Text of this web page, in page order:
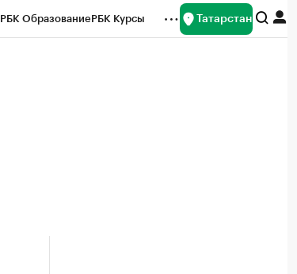
РБК ОбразованиеРБК Курсы Татарстан